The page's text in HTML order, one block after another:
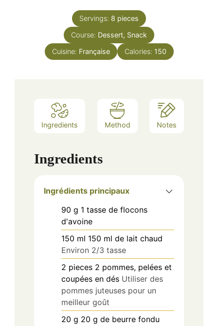
Servings: 8 pieces
Course: Dessert, Snack
Cuisine: Française Calories: 150
Ingredients Method Notes
Ingredients
Ingrédients principaux
90 g 1 tasse de flocons
d'avoine
150 ml 150 ml de lait chaud
Environ 2/3 tasse
2 pieces 2 pommes, pelées et
coupées en dés Utiliser des
pommes juteuses pour un
meilleur goût
20 g 20 g de beurre fondu